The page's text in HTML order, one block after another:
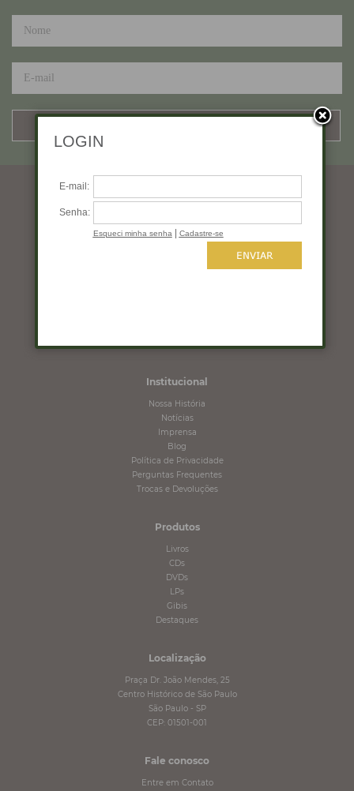
Horários de funcionamento
Sexta: 10:00 às 18:00
Institucional
Nossa História
Notícias
Imprensa
Blog
Política de Privacidade
Perguntas Frequentes
Trocas e Devoluções
Produtos
Livros
CDs
DVDs
LPs
Gibis
Destaques
Localização
Praça Dr. João Mendes, 25
Centro Histórico de São Paulo
São Paulo - SP
CEP: 01501-001
Fale conosco
Entre em Contato